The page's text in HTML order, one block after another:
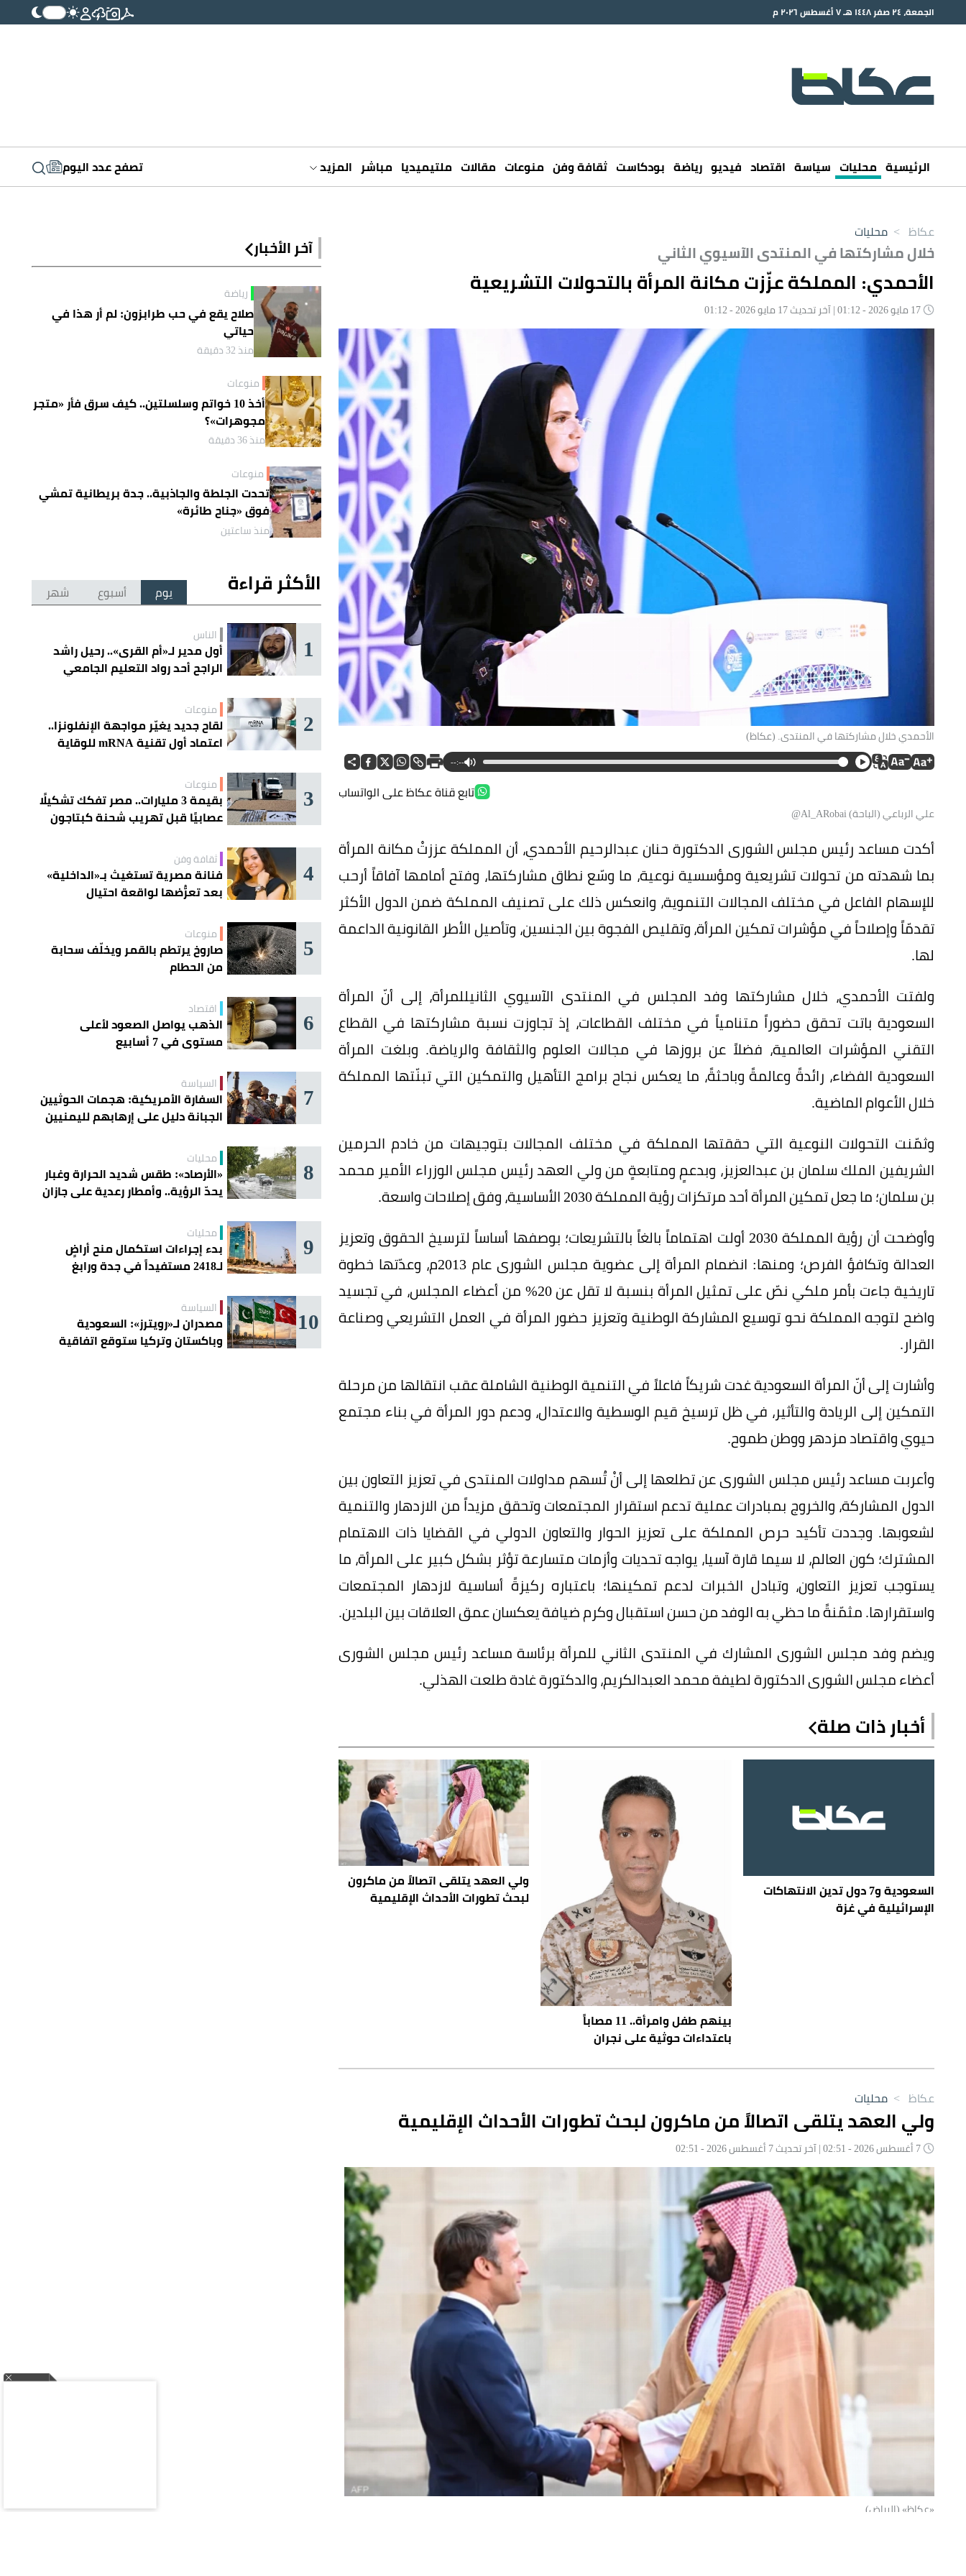
الجمعة، ٢٤ صفر ١٤٤٨ هـ ٧ أغسطس ٢٠٢٦ م
الرئيسية محليات سياسة اقتصاد فيديو رياضة بودكاست ثقافة وفن منوعات مقالات ملتيميديا مباشر المزيد تصفح عدد اليوم
عكاظ > محليات
خلال مشاركتها في المنتدى الآسيوي الثاني
الأحمدي: المملكة عزّزت مكانة المرأة بالتحولات التشريعية
الأحمدي خلال مشاركتها في المنتدى. (عكاظ)
--:--
تابع قناة عكاظ على الواتساب
علي الرباعي (الباحة) Al_ARobai@
أكدت مساعد رئيس مجلس الشورى الدكتورة حنان عبدالرحيم الأحمدي، أن المملكة عززتْ مكانة المرأة
بما شهدته من تحولات تشريعية ومؤسسية نوعية، ما وسّع نطاق مشاركتها، وفتح أمامها آفاقاً أرحب
للإسهام الفاعل في مختلف المجالات التنموية، وانعكس ذلك على تصنيف المملكة ضمن الدول الأكثر
تقدمّاً وإصلاحاً في مؤشرات تمكين المرأة، وتقليص الفجوة بين الجنسين، وتأصيل الأطر القانونية الداعمة
لها.
ولفتت الأحمدي، خلال مشاركتها وفد المجلس في المنتدى الآسيوي الثانيللمرأة، إلى أنّ المرأة
السعودية باتت تحقق حضوراً متنامياً في مختلف القطاعات، إذ تجاوزت نسبة مشاركتها في القطاع
التقني المؤشرات العالمية، فضلاً عن بروزها في مجالات العلوم والثقافة والرياضة. وبلغت المرأة
السعودية الفضاء، رائدةً وعالمةً وباحثةً، ما يعكس نجاح برامج التأهيل والتمكين التي تبنّتها المملكة
خلال الأعوام الماضية.
وثمّنت التحولات النوعية التي حققتها المملكة في مختلف المجالات بتوجيهات من خادم الحرمين
الشريفين الملك سلمان بن عبدالعزيز، وبدعمٍ ومتابعةٍ من ولي العهد رئيس مجلس الوزراء الأمير محمد
بن سلمان؛ ما جعل تمكين المرأة أحد مرتكزات رؤية المملكة 2030 الأساسية، وفق إصلاحات واسعة.
وأوضحت أن رؤية المملكة 2030 أولت اهتماماً بالغاً بالتشريعات؛ بوصفها أساساً لترسيخ الحقوق وتعزيز
العدالة وتكافؤ الفرص؛ ومنها: انضمام المرأة إلى عضوية مجلس الشورى عام 2013م، وعدّتها خطوة
تاريخية جاءت بأمر ملكي نصّ على تمثيل المرأة بنسبة لا تقل عن 20% من أعضاء المجلس، في تجسيد
واضح لتوجه المملكة نحو توسيع المشاركة الوطنية وتعزيز حضور المرأة في العمل التشريعي وصناعة
القرار.
وأشارت إلى أنّ المرأة السعودية غدت شريكاً فاعلاً في التنمية الوطنية الشاملة عقب انتقالها من مرحلة
التمكين إلى الريادة والتأثير، في ظل ترسيخ قيم الوسطية والاعتدال، ودعم دور المرأة في بناء مجتمع
حيوي واقتصاد مزدهر ووطن طموح.
وأعربت مساعد رئيس مجلس الشورى عن تطلعها إلى أنْ تُسهم مداولات المنتدى في تعزيز التعاون بين
الدول المشاركة، والخروج بمبادرات عملية تدعم استقرار المجتمعات وتحقق مزيداً من الازدهار والتنمية
لشعوبها. وجددت تأكيد حرص المملكة على تعزيز الحوار والتعاون الدولي في القضايا ذات الاهتمام
المشترك؛ كون العالم، لا سيما قارة آسيا، يواجه تحديات وأزمات متسارعة تؤثر بشكل كبير على المرأة، ما
يستوجب تعزيز التعاون، وتبادل الخبرات لدعم تمكينها؛ باعتباره ركيزةً أساسية لازدهار المجتمعات
واستقرارها. مثمّنةً ما حظي به الوفد من حسن استقبال وكرم ضيافة يعكسان عمق العلاقات بين البلدين.
ويضم وفد مجلس الشورى المشارك في المنتدى الثاني للمرأة برئاسة مساعد رئيس مجلس الشورى
أعضاء مجلس الشورى الدكتورة لطيفة محمد العبدالكريم، والدكتورة غادة طلعت الهذلي.
أخبار ذات صلة
السعودية و7 دول تدين الانتهاكات
الإسرائيلية في غزة
بينهم طفل وامرأة.. 11 مصاباً
باعتداءات حوثية على نجران
ولي العهد يتلقى اتصالاً من ماكرون
لبحث تطورات الأحداث الإقليمية
آخر الأخبار
رياضة
صلاح يقع في حب طرابزون: لم أر هذا في
حياتي
منذ 32 دقيقة
منوعات
أخذ 10 خواتم وسلسلتين.. كيف سرق فأر «متجر
مجوهرات»؟
منذ 36 دقيقة
منوعات
تحدت الجلطة والجاذبية.. جدة بريطانية تمشي
فوق «جناح طائرة»
منذ ساعتين
الأكثر قراءة يوم أسبوع شهر
1 الناس
أول مدير لـ«أم القرى».. رحيل راشد
الراجح أحد رواد التعليم الجامعي
2 منوعات
لقاح جديد يغيّر مواجهة الإنفلونزا..
اعتماد أول تقنية mRNA للوقاية
3 منوعات
بقيمة 3 مليارات.. مصر تفكك تشكيلًا
عصابيًا قبل تهريب شحنة كبتاجون
4 ثقافة وفن
فنانة مصرية تستغيث بـ«الداخلية»
بعد تعرُّضها لواقعة احتيال
5 منوعات
صاروخ يرتطم بالقمر ويخلّف سحابة
من الحطام
6 اقتصاد
الذهب يواصل الصعود لأعلى
مستوى في 7 أسابيع
7 السياسة
السفارة الأمريكية: هجمات الحوثيين
الجبانة دليل على إرهابهم لليمنيين
8 محليات
«الأرصاد»: طقس شديد الحرارة وغبار
يحدّ الرؤية.. وأمطار رعدية على جازان
9 محليات
بدء إجراءات استكمال منح أراضٍ
لـ2418 مستفيداً في جدة ورابغ
10 السياسة
مصدران لـ«رويترز»: السعودية
وباكستان وتركيا ستوقع اتفاقية
عكاظ > محليات
ولي العهد يتلقى اتصالاً من ماكرون لبحث تطورات الأحداث الإقليمية
«عكاظ» (الرياض)